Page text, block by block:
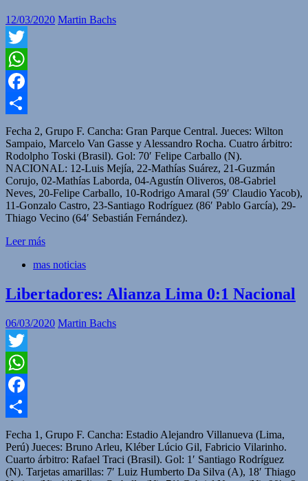
12/03/2020 Martin Bachs
Twitter
WhatsApp
Facebook
Compartir
Fecha 2, Grupo F. Cancha: Gran Parque Central. Jueces: Wilton
Sampaio, Marcelo Van Gasse y Alessandro Rocha. Cuatro árbitro:
Rodolpho Toski (Brasil). Gol: 70′ Felipe Carballo (N).
NACIONAL: 12-Luis Mejía, 22-Mathías Suárez, 21-Guzmán
Corujo, 02-Mathías Laborda, 04-Agustín Oliveros, 08-Gabriel
Neves, 20-Felipe Carballo, 10-Rodrigo Amaral (59′ Claudio Yacob),
11-Gonzalo Castro, 23-Santiago Rodríguez (86′ Pablo García), 29-
Thiago Vecino (64′ Sebastián Fernández).
Leer más
mas noticias
Libertadores: Alianza Lima 0:1 Nacional
06/03/2020 Martin Bachs
Twitter
WhatsApp
Facebook
Compartir
Fecha 1, Grupo F. Cancha: Estadio Alejandro Villanueva (Lima,
Perú) Jueces: Bruno Arleu, Kléber Lúcio Gil, Fabricio Vilarinho.
Cuarto árbitro: Rafael Traci (Brasil). Gol: 1′ Santiago Rodríguez
(N). Tarjetas amarillas: 7′ Luiz Humberto Da Silva (A), 18′ Thiago